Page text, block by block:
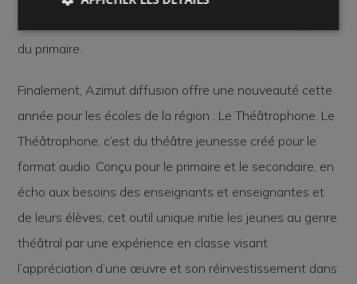
Trois ateliers différents sont offerts pour chaque cycle
du primaire.
Finalement, Azimut diffusion offre une nouveauté cette
année pour les écoles de la région : Le Théâtrophone. Le
Théâtrophone, c’est du théâtre jeunesse créé pour le
format audio. Conçu pour le primaire et le secondaire, en
écho aux besoins des enseignants et enseignantes et
de leurs élèves, cet outil unique initie les jeunes au genre
théâtral par une expérience en classe visant
l’appréciation d’une œuvre et son réinvestissement dans